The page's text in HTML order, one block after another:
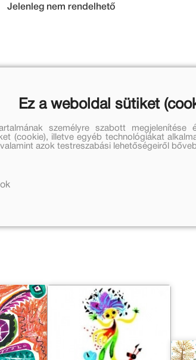
Jelenleg nem rendelhető
Sándor a Zimzizim első versében. És
aki páratlan humorral ábrázolja az
sűríti a városi élet mindennapjait, az évszakok
három vidám verssel is köszönti. A közel fél
klasszikusának, aBóbitának. Mindkét kötetet
Ez a weboldal sütiket
személyre szabott
(cookie), illetve egyéb technológiákat
azok testreszabási lehetőségeiről